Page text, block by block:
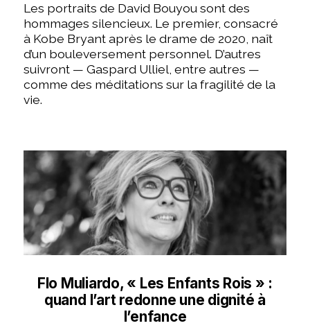
Les portraits de David Bouyou sont des
hommages silencieux. Le premier, consacré
à Kobe Bryant après le drame de 2020, naît
d’un bouleversement personnel. D’autres
suivront — Gaspard Ulliel, entre autres —
comme des méditations sur la fragilité de la
vie.
Flo Muliardo, « Les Enfants Rois » :
quand l’art redonne une dignité à
l’enfance